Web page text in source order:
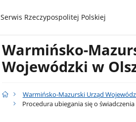
gov.pl
Serwis Rzeczypospolitej Polskiej
Warmińsko-
Wojewódzki w
Warmińsko-Mazurski Urząd
Procedura ubiegania się o świadczenia